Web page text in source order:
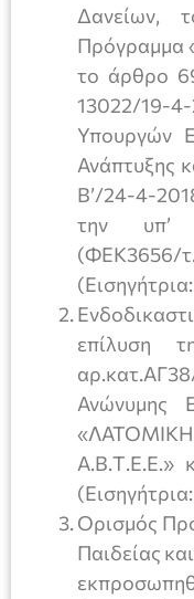
Δανείων,
Πρόγραμμα
το άρθρο
13022/19-
Υπουργών
Ανάπτυξης
Β’/24-4-
την υπ’
(ΦΕΚ3656/
επίλυση
Ανώνυμης
Α.Β.Τ.Ε.Ε.»
Ορισμός
Παιδείας